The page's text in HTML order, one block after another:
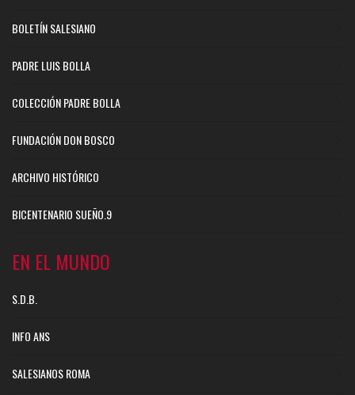
BOLETÍN SALESIANO
PADRE LUIS BOLLA
COLECCIÓN PADRE BOLLA
FUNDACIÓN DON BOSCO
ARCHIVO HISTÓRICO
BICENTENARIO SUEÑO.9
EN EL MUNDO
S.D.B.
INFO ANS
SALESIANOS ROMA